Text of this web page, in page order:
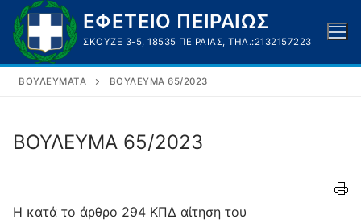
Μετάβαση
στο
περιεχόμενο
ΕΦΕΤΕΙΟ ΠΕΙΡΑΙΩΣ
ΣΚΟΥΖΈ 3-5, 18535 ΠΕΙΡΑΙΆΣ, ΤΗΛ.:2132157223
ΒΟΥΛΕΎΜΑΤΑ ΒΟΥΛΕΥΜΑ 65/2023
ΒΟΥΛΕΥΜΑ 65/2023
Η κατά το άρθρο 294 ΚΠΔ αίτηση του